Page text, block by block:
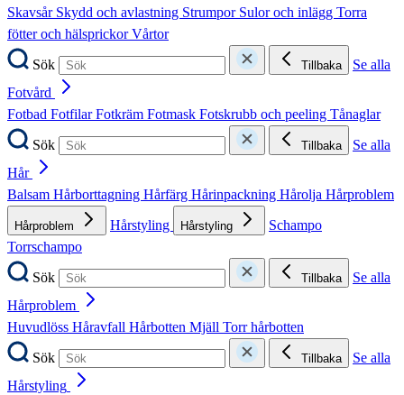
Skavsår Skydd och avlastning Strumpor Sulor och inlägg Torra
fötter och hälsprickorVårtor
Sök
Tillbaka
Se alla
Fotvård
Fotbad FotfilarFotkräm Fotmask Fotskrubb och peeling Tånaglar
Sök
Tillbaka
Se alla
Hår
Balsam Hårborttagning Hårfärg Hårinpackning Hårolja Hårproblem
Hårproblem Hårstyling Hårstyling
Schampo
Torrschampo
Sök
Tillbaka
Se alla
Hårproblem
Huvudlöss Håravfall Hårbotten Mjäll Torr hårbotten
Sök
Tillbaka
Se alla
Hårstyling